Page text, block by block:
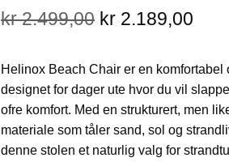
kr2.499,00 Opprinnelig
var:
kr 2.499,00.
kr 2.189,00
er:
kr
Helinox Beach Chair er en komfortabel
designet for dager ute hvor du vil
ofre komfort. Med en strukturert, men
materiale som tåler sand, sol og
denne stolen et naturlig valg for